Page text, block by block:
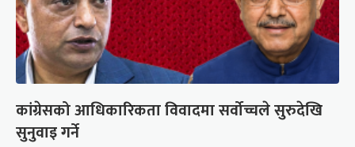
कांग्रेसको आधिकारिकता विवादमा सर्वोच्चले सुरुदेखि
सुनुवाइ गर्ने